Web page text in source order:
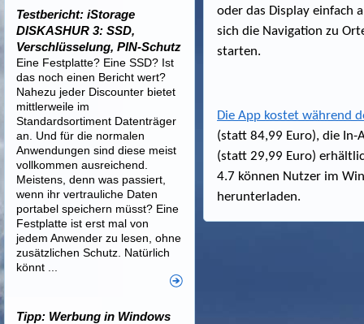
oder das Display einfach
sich die Navigation zu
starten.
Die App kostet während
(statt 84,99 Euro), die In-
(statt 29,99 Euro)
4.7 können Nutzer im
herunterladen.
Testbericht: iStorage
DISKASHUR 3: SSD,
Verschlüsselung, PIN-Schutz
Eine Festplatte? Eine SSD? Ist
das noch einen Bericht wert?
Nahezu jeder Discounter bietet
mittlerweile im
Standardsortiment Datenträger
an. Und für die normalen
Anwendungen sind diese meist
vollkommen ausreichend.
Meistens, denn was passiert,
wenn ihr vertrauliche Daten
portabel speichern müsst? Eine
Festplatte ist erst mal von
jedem Anwender zu lesen, ohne
zusätzlichen Schutz. Natürlich
könnt ...
Tipp: Werbung in Windows